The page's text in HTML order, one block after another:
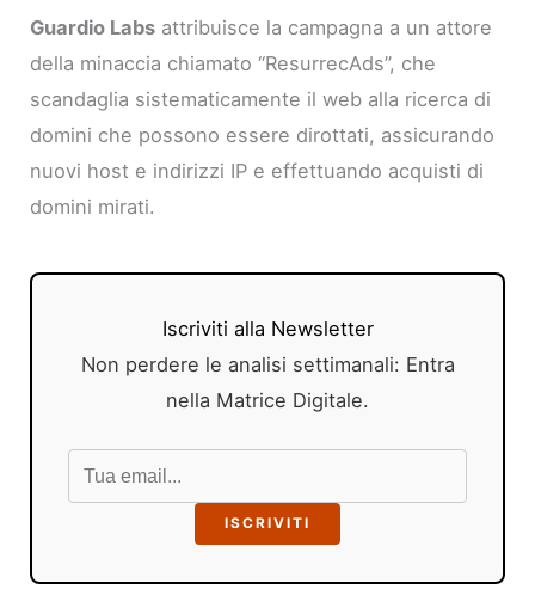
Guardio Labs attribuisce la campagna a un attore
della minaccia chiamato “ResurrecAds”, che
scandaglia sistematicamente il web alla ricerca di
domini che possono essere dirottati, assicurando
nuovi host e indirizzi IP e effettuando acquisti di
domini mirati.
Iscriviti alla Newsletter
Non perdere le analisi settimanali: Entra
nella Matrice Digitale.
ISCRIVITI